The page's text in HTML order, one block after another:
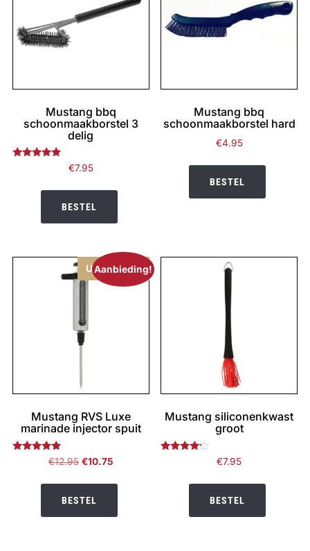
Mustang bbq
schoonmaakborstel 3
delig
€7.95
BESTEL
Mustang bbq
schoonmaakborstel hard
€4.95
BESTEL
Aanbieding!
Uitverkocht
Mustang RVS Luxe
marinade injector spuit
Gewaardeerd
€12.95 Oorspronkelijke
€12.95.
€10.75Huidige
BESTEL
Mustang siliconenkwast
groot
€7.95
BESTEL